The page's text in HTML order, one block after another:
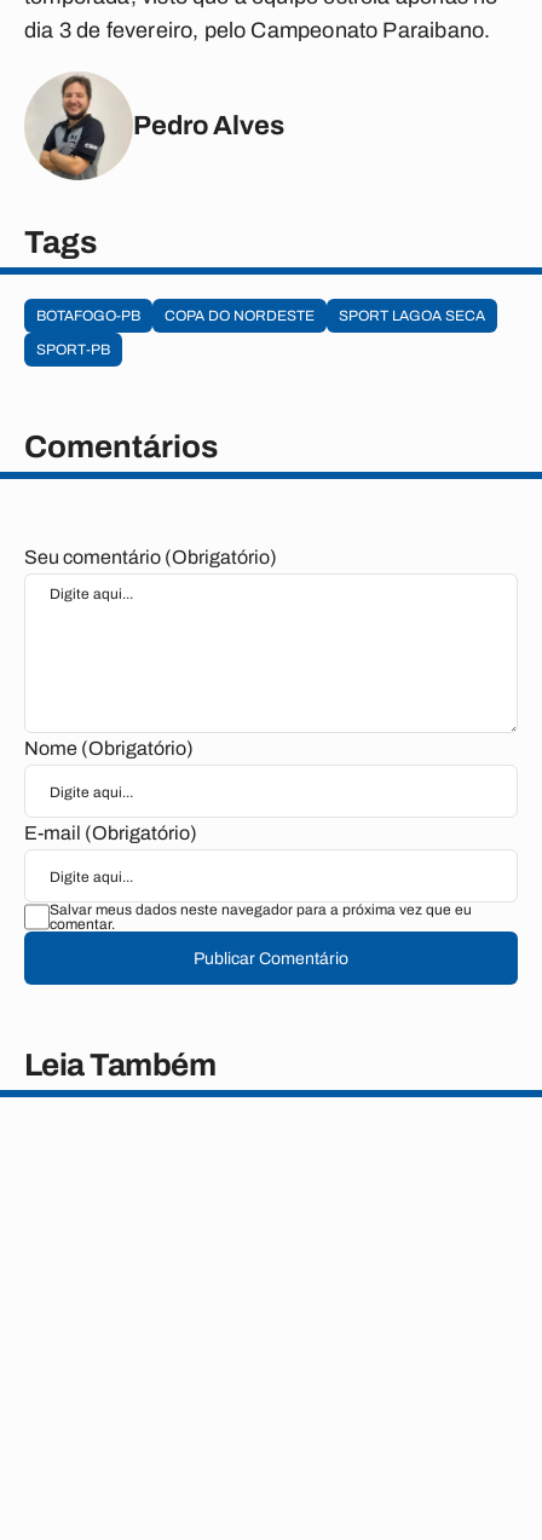
dia 3 de fevereiro, pelo Campeonato Paraibano.
Pedro Alves
Tags
BOTAFOGO-PB COPA DO NORDESTE
SPORT LAGOA SECA
SPORT-PB
Comentários
Seu comentário (Obrigatório)
Nome (Obrigatório)
E-mail (Obrigatório)
Salvar meus dados neste navegador para a próxima vez que eu
comentar.
Publicar Comentário
Leia Também